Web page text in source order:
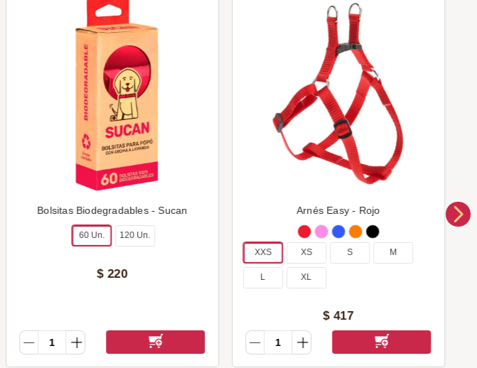
Bolsitas Biodegradables - Sucan
60 Un. 120 Un.
$ 220
Arnés Easy - Rojo
XXS XS S M
L XL
$ 417